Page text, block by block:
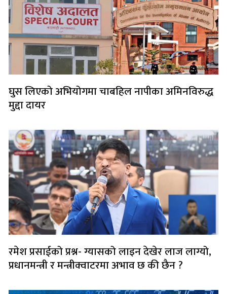
घुस लिएको अभियोगमा चाबहिल नापीका अमिनविरुद्ध
मुद्दा दायर
रमेश प्रसाईको प्रश्न- ग्यासको लाइन देखेर लाज लाग्यो,
प्रधानमन्त्री र मन्त्रीक्वाटरमा अभाव छ की छैन ?